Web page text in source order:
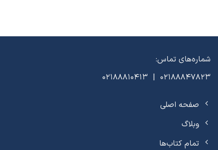
شماره‌های تماس:
02188847823 | 02188810413
صفحه اصلی
وبلاگ
تمام کتاب‌ها